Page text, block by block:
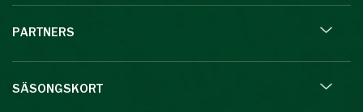
PARTNERS
SÄSONGSKORT